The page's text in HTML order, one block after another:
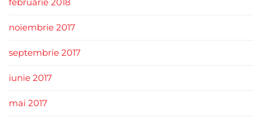
noiembrie 2017
septembrie 2017
iunie 2017
mai 2017